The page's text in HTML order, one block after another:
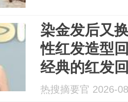
染金发后又
性红发造型
经典的红发
热搜摘要官 2026-